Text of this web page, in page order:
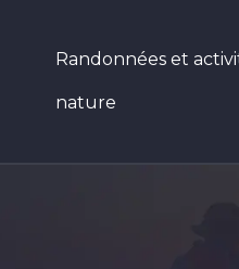
Randonnées et
nature